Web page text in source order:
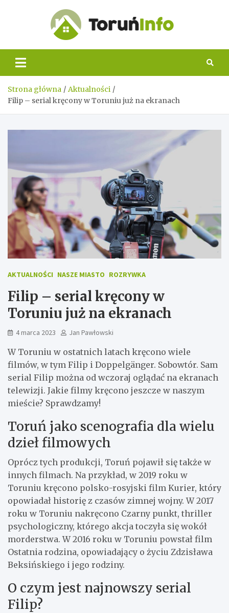
Info
Strona główna
Aktualności
Filip – serial kręcony w Toruniu już na ekranach
AKTUALNOŚCI NASZE MIASTO ROZRYWKA
Filip – serial kręcony w
Toruniu już na ekranach
4 marca 2023 Jan Pawłowski
W Toruniu w ostatnich latach kręcono wiele
filmów, w tym Filip i Doppelgänger. Sobowtór. Sam
serial Filip można od wczoraj oglądać na ekranach
telewizji. Jakie filmy kręcono jeszcze w naszym
mieście? Sprawdzamy!
Toruń jako scenografia dla wielu
dzieł filmowych
Oprócz tych produkcji, Toruń pojawił się także w
innych filmach. Na przykład, w 2019 roku w
Toruniu kręcono polsko-rosyjski film Kurier, który
opowiadał historię z czasów zimnej wojny. W 2017
roku w Toruniu nakręcono Czarny punkt, thriller
psychologiczny, którego akcja toczyła się wokół
morderstwa. W 2016 roku w Toruniu powstał film
Ostatnia rodzina, opowiadający o życiu Zdzisława
Beksińskiego i jego rodziny.
O czym jest najnowszy serial
Filip?